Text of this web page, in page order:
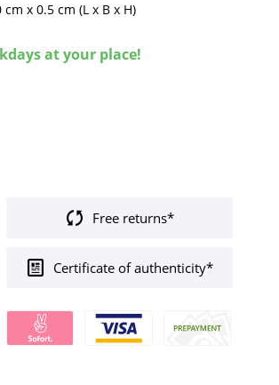
cm x0.5 cm (L x B x H)
at your place!
Free returns*
Certificate of authenticity*